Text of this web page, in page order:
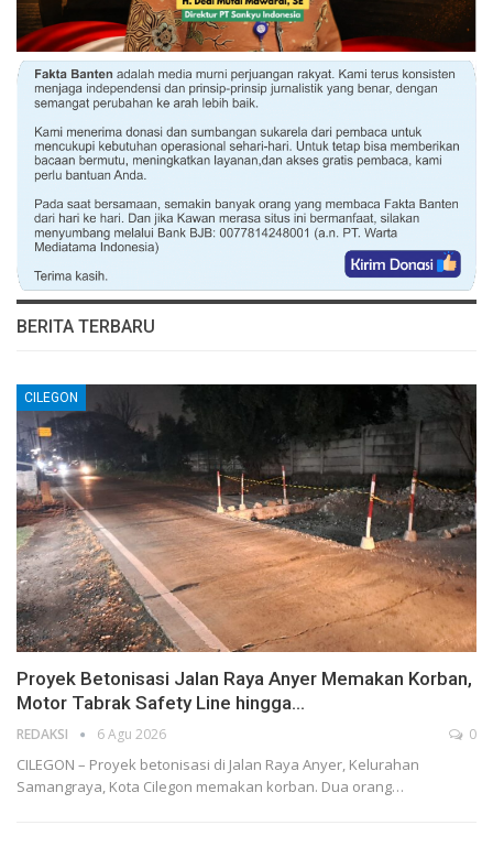
BERITA TERBARU
CILEGON
Proyek Betonisasi Jalan Raya Anyer Memakan Korban,
Motor Tabrak Safety Line hingga…
REDAKSI 6 Agu 2026 0
CILEGON – Proyek betonisasi di Jalan Raya Anyer, Kelurahan
Samangraya, Kota Cilegon memakan korban. Dua orang…